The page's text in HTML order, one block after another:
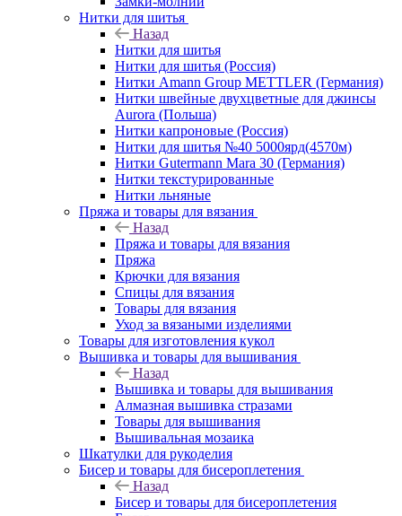
Нитки для шитья
Назад
Нитки для шитья
Нитки для шитья (Россия)
Нитки Amann Group METTLER (Германия)
Нитки швейные двухцветные для джинсы
Aurora (Польша)
Нитки капроновые (Россия)
Нитки для шитья №40 5000ярд(4570м)
Нитки Gutermann Mara 30 (Германия)
Нитки текстурированные
Нитки льняные
Пряжа и товары для вязания
Назад
Пряжа и товары для вязания
Пряжа
Крючки для вязания
Спицы для вязания
Товары для вязания
Уход за вязаными изделиями
Товары для изготовления кукол
Вышивка и товары для вышивания
Назад
Вышивка и товары для вышивания
Алмазная вышивка стразами
Товары для вышивания
Вышивальная мозаика
Шкатулки для рукоделия
Бисер и товары для бисероплетения
Назад
Бисер и товары для бисероплетения